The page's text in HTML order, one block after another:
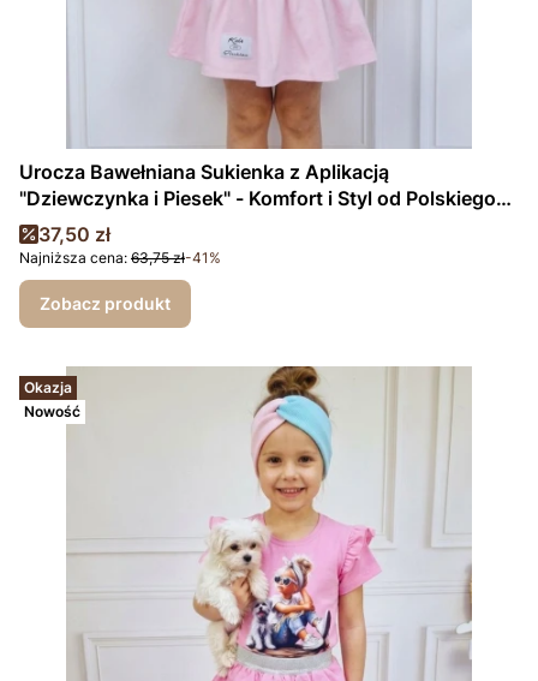
Urocza Bawełniana Sukienka z Aplikacją
"Dziewczynka i Piesek" - Komfort i Styl od Polskiego
Producenta
Cena promocyjna
37,50 zł
Najniższa cena: 63,75 zł-41%
Zobacz produkt
Okazja
Nowość